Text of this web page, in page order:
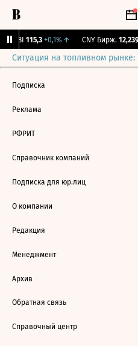
RGBI 115,3 +0,1%↑ CNY Бирж. 12,239
Ситуация на топливном рынке:
Подписка
Реклама
РФРИТ
Справочник компаний
Подписка для юр.лиц
О компании
Редакция
Менеджмент
Архив
Обратная связь
Справочный центр